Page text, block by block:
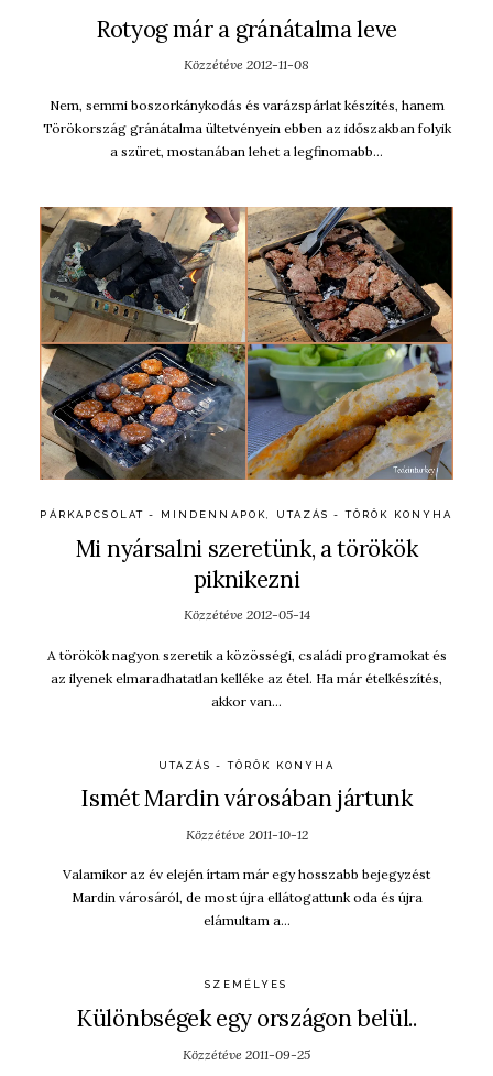
Rotyog már a gránátalma leve
Közzétéve 2012-11-08
Nem, semmi boszorkánykodás és varázspárlat készítés, hanem
Törökország gránátalma ültetvényein ebben az időszakban folyik
a szüret, mostanában lehet a legfinomabb…
PÁRKAPCSOLAT - MINDENNAPOK UTAZÁS - TÖRÖK KONYHA
Mi nyársalni szeretünk, a törökök
piknikezni
Közzétéve 2012-05-14
A törökök nagyon szeretik a közösségi, családi programokat és
az ilyenek elmaradhatatlan kelléke az étel. Ha már ételkészítés,
akkor van…
UTAZÁS - TÖRÖK KONYHA
Ismét Mardin városában jártunk
Közzétéve 2011-10-12
Valamikor az év elején írtam már egy hosszabb bejegyzést
Mardin városáról, de most újra ellátogattunk oda és újra
elámultam a…
SZEMÉLYES
Különbségek egy országon belül..
Közzétéve 2011-09-25